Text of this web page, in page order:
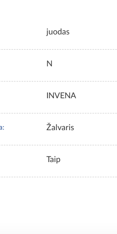
juodas
N
INVENA
Žalvaris
Taip